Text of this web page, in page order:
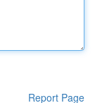
Report Page